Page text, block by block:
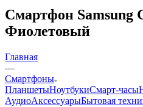
Смартфон Samsung
Фиолетовый
Главная
—
Смартфоны
ПланшетыНоутбукиСмарт-часы
АудиоАксессуарыБытовая